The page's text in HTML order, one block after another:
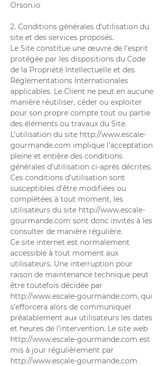
Orson.io
2. Conditions générales d’utilisation du
site et des services proposés.
Le Site constitue une œuvre de l’esprit
protégée par les dispositions du Code
de la Propriété Intellectuelle et des
Réglementations Internationales
applicables. Le Client ne peut en aucune
manière réutiliser, céder ou exploiter
pour son propre compte tout ou partie
des éléments ou travaux du Site.
L’utilisation du site http://www.escale-
gourmande.com implique l’acceptation
pleine et entière des conditions
générales d’utilisation ci-après décrites.
Ces conditions d’utilisation sont
susceptibles d’être modifiées ou
complétées à tout moment, les
utilisateurs du site http://www.escale-
gourmande.com sont donc invités à les
consulter de manière régulière.
Ce site internet est normalement
accessible à tout moment aux
utilisateurs. Une interruption pour
raison de maintenance technique peut
être toutefois décidée par
http://www.escale-gourmande.com, qui
s’efforcera alors de communiquer
préalablement aux utilisateurs les dates
et heures de l’intervention. Le site web
http://www.escale-gourmande.com est
mis à jour régulièrement par
http://www.escale-gourmande.com